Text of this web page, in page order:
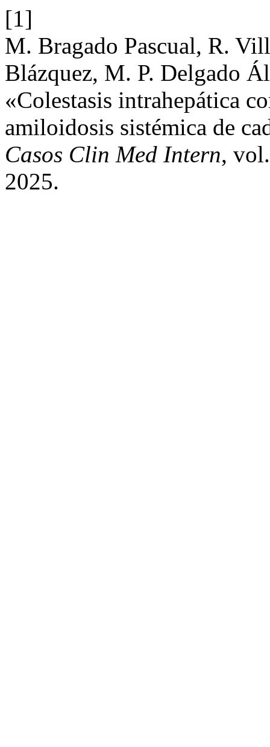
[1]
M. Bragado Pascual, R.
Blázquez, M. P. Delgado
«Colestasis intrahepática
amiloidosis sistémica de
Casos Clin Med Intern,
2025.